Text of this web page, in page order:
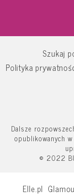
Szukaj
Polityka
Dalsze
opublikowanych
© 2022
Elle.pl